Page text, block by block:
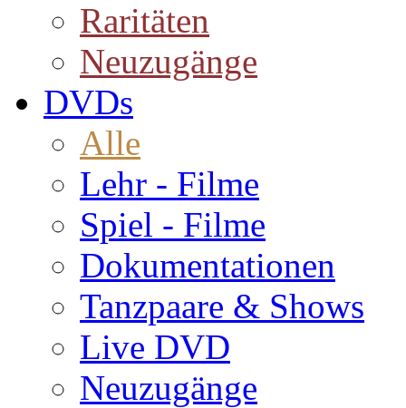
Raritäten
Neuzugänge
DVDs
Alle
Lehr - Filme
Spiel - Filme
Dokumentationen
Tanzpaare & Shows
Live DVD
Neuzugänge